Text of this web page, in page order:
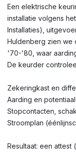
Een elektrische
installatie volgens
Installaties),
Huldenberg zien we
'70-'80, waar
De keurder
Zekeringkast en
Aarding en
Stopcontacten,
Stroomplan
Resultaat: een